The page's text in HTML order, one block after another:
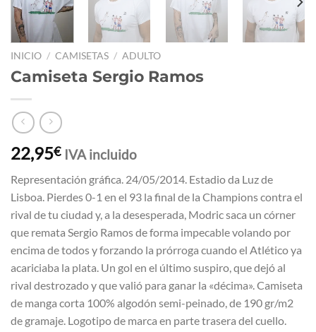
INICIO / CAMISETAS / ADULTO
Camiseta Sergio Ramos
22,95€ IVA incluido
Representación gráfica. 24/05/2014. Estadio da Luz de
Lisboa. Pierdes 0-1 en el 93 la final de la Champions contra el
rival de tu ciudad y, a la desesperada, Modric saca un córner
que remata Sergio Ramos de forma impecable volando por
encima de todos y forzando la prórroga cuando el Atlético ya
acariciaba la plata. Un gol en el último suspiro, que dejó al
rival destrozado y que valió para ganar la «décima». Camiseta
de manga corta 100% algodón semi-peinado, de 190 gr/m2
de gramaje. Logotipo de marca en parte trasera del cuello.